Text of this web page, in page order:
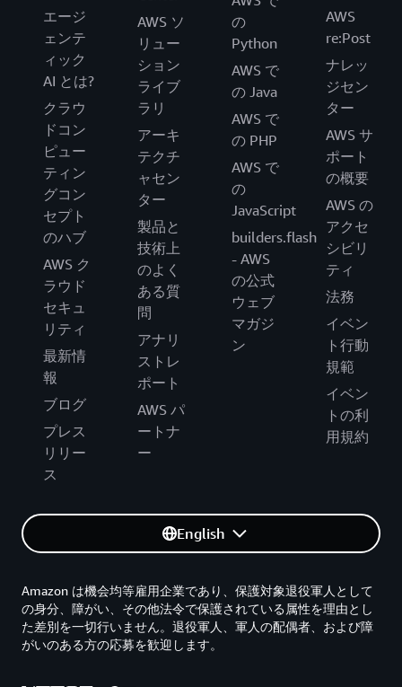
エージ
ェンテ
ィック
AI とは?
クラウ
ドコン
ピュー
ティン
グコン
セプト
のハブ
AWS ク
ラウド
セキュ
リティ
最新情
報
ブログ
プレス
リリー
ス
AWS ソ
リュー
ション
ライブ
ラリ
アーキ
テクチ
ャセン
ター
製品と
技術上
のよく
ある質
問
アナリ
ストレ
ポート
AWS パ
ートナ
ー
の
Python
AWS で
の Java
AWS で
の PHP
AWS で
の
JavaScript
builders.flash
- AWS
の公式
ウェブ
マガジ
ン
AWS
re:Post
ナレッ
ジセン
ター
AWS サ
ポート
の概要
AWS の
アクセ
シビリ
ティ
法務
イベン
ト行動
規範
イベン
トの利
用規約
English
Amazon は機会均等雇用企業であり、保護対象退役軍人として
の身分、障がい、その他法令で保護されている属性を理由とし
た差別を一切行いません。退役軍人、軍人の配偶者、および障
がいのある方の応募を歓迎します。